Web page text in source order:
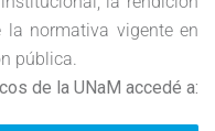
normativa vigente en
pública.
de la UNaM accedé a: